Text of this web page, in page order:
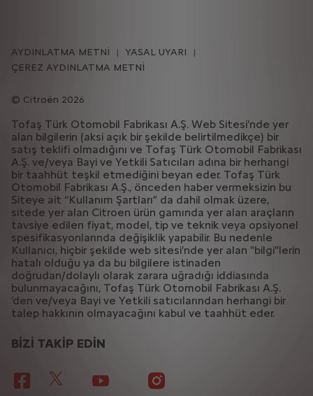
BİZİ TAKİP EDİN
Citroën 2026
AYDINLATMA METNİ
YASAL UYARI
ÇEREZ AYDINLATMA METNİ
Tofaş Türk Otomobil Fabrikası A.Ş. Web Sitesi'nde yer
alan bilgilerin (aksi açık bir şekilde belirtilmedikçe) bir
satış teklifi olmadığını ve Tofaş Türk Otomobil Fabrikası
A.Ş. ve/veya Bayi ve Yetkili Satıcıları adına bir herhangi
bir taahhüt teşkil etmediğini beyan eder. Tofaş Türk
Otomobil Fabrikası A.Ş., önceden haber vermeksizin bu
Siteye ait “Kullanım Şartları” da dahil olmak üzere,
sitede yer alan Citroen ürün gamında yer alan araçların
tavsiye edilen fiyat, model, tip ve teknik veya opsiyonel
spesifikasyonlarında değişiklik yapabilir. Bu nedenle
Kullanıcı, hiçbir şekilde web sitesi'nde yer alan "bilgi"lerin
hatalı olduğu ya da bu bilgilere istinaden
doğrudan/dolaylı olarak zarara uğradığı iddiasında
bulunmayacağını, Tofaş Türk Otomobil Fabrikası A.Ş.
’den ve/veya Bayi ve Yetkili satıcılarından herhangi bir
talep hakkının olmayacağını kabul ve taahhüt eder.